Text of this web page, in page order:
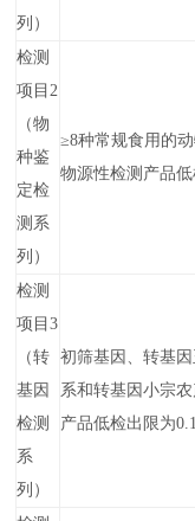
列）
检测
项目2
（物
种鉴
定检
测系
列）
≥8种常规食用的
物源性检测产品低
检测
项目3
（转
基因
检测
系
列）
初筛基因、转基
系和转基因小宗
产品低检出限为